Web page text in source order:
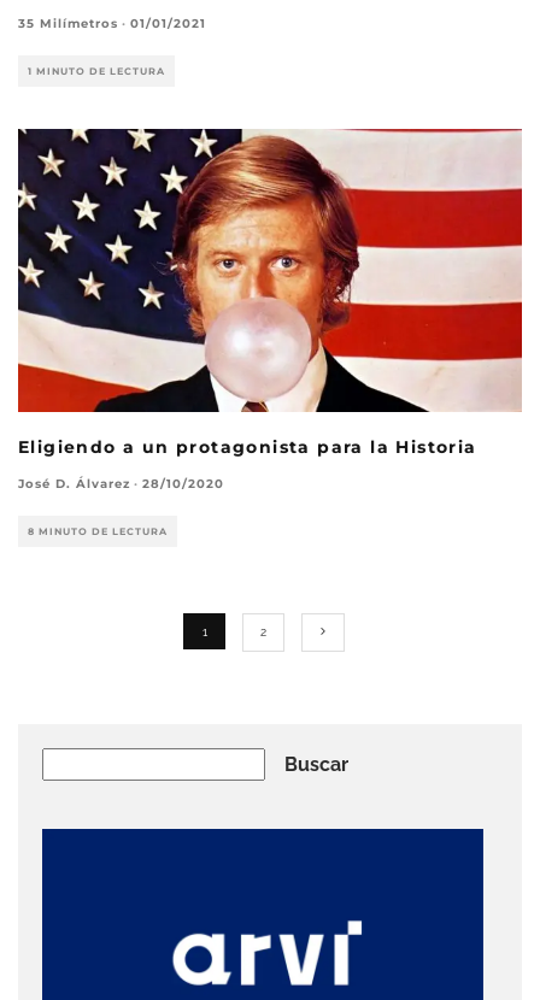
35 Milímetros · 01/01/2021
1 MINUTO DE LECTURA
Eligiendo a un protagonista para la Historia
José D. Álvarez · 28/10/2020
8 MINUTO DE LECTURA
1 2
Buscar